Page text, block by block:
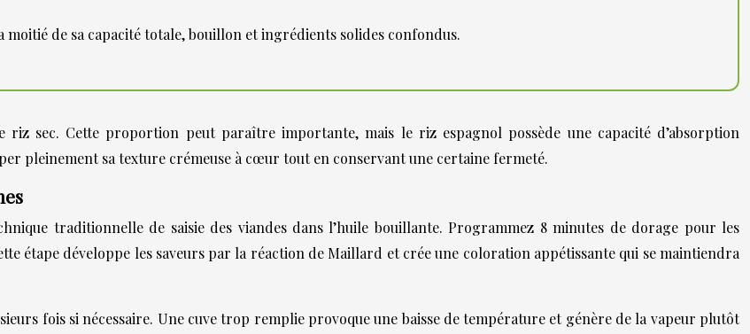
de sa capacité totale, bouillon et ingrédients solides confondus.
sec. Cette proportion peut paraître importante, mais le riz espagnol possède une capacité d’absorption
pleinement sa texture crémeuse à cœur tout en conservant une certaine fermeté.
traditionnelle de saisie des viandes dans l’huile bouillante. Programmez 8 minutes de dorage pour les
étape développe les saveurs par la réaction de Maillard et crée une coloration appétissante qui se maintiendra
fois si nécessaire. Une cuve trop remplie provoque une baisse de température et génère de la vapeur plutôt